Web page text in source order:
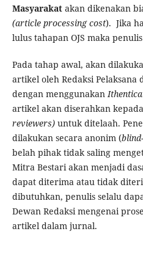
Masyarakat akan dikenakan
(article processing cost). Jika
lulus tahapan OJS maka
Pada tahap awal, akan
artikel oleh Redaksi
dengan menggunakan
artikel akan diserahkan
reviewers) untuk ditelaah.
dilakukan secara anonim (
belah pihak tidak saling
Mitra Bestari akan menjadi
dapat diterima atau tidak
dibutuhkan, penulis selalu
Dewan Redaksi mengenai
artikel dalam jurnal.